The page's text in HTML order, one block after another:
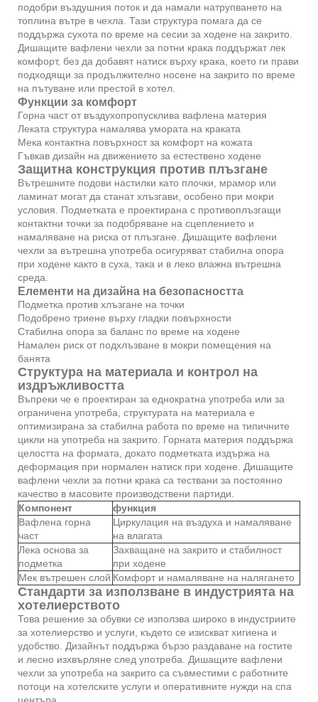
подобри въздушния поток и да намали натрупването на
топлина вътре в чехла. Тази структура помага да се
поддържа сухота по време на сесии за ходене на закрито.
Дишащите вафлени чехли за потни крака поддържат лек
комфорт, без да добавят натиск върху крака, което ги прави
подходящи за продължително носене на закрито по време
на пътуване или престой в хотел.
Функции за комфорт
Горна част от въздухопропусклива вафлена материя
Леката структура намалява умората на краката
Мека контактна повърхност за комфорт на кожата
Гъвкав дизайн на движението за естествено ходене
Защитна конструкция против плъзгане
Вътрешните подови настилки като плочки, мрамор или
ламинат могат да станат хлъзгави, особено при мокри
условия. Подметката е проектирана с противоплъзгащи
контактни точки за подобряване на сцеплението и
намаляване на риска от плъзгане. Дишащите вафлени
чехли за вътрешна употреба осигуряват стабилна опора
при ходене както в суха, така и в леко влажна вътрешна
среда.
Елементи на дизайна на безопасността
Подметка против хлъзгане на точки
Подобрено триене върху гладки повърхности
Стабилна опора за баланс по време на ходене
Намален риск от подхлъзване в мокри помещения на
банята
Структура на материала и контрол на
издръжливостта
Въпреки че е проектиран за еднократна употреба или за
ограничена употреба, структурата на материала е
оптимизирана за стабилна работа по време на типичните
цикли на употреба на закрито. Горната материя поддържа
целостта на формата, докато подметката издържа на
деформация при нормален натиск при ходене. Дишащите
вафлени чехли за потни крака са тествани за постоянно
качество в масовите производствени партиди.
Компонент
функция
Вафлена горна
част
Циркулация на въздуха и намаляване
на влагата
Лека основа за
подметка
Захващане на закрито и стабилност
при ходене
Мек вътрешен слой Комфорт и намаляване на налягането
Стандарти за използване в индустрията на
хотелиерството
Това решение за обувки се използва широко в индустриите
за хотелиерство и услуги, където се изискват хигиена и
удобство. Дизайнът поддържа бързо раздаване на гостите
и лесно изхвърляне след употреба. Дишащите вафлени
чехли за употреба на закрито са съвместими с работните
потоци на хотелските услуги и оперативните нужди на спа
центъра.